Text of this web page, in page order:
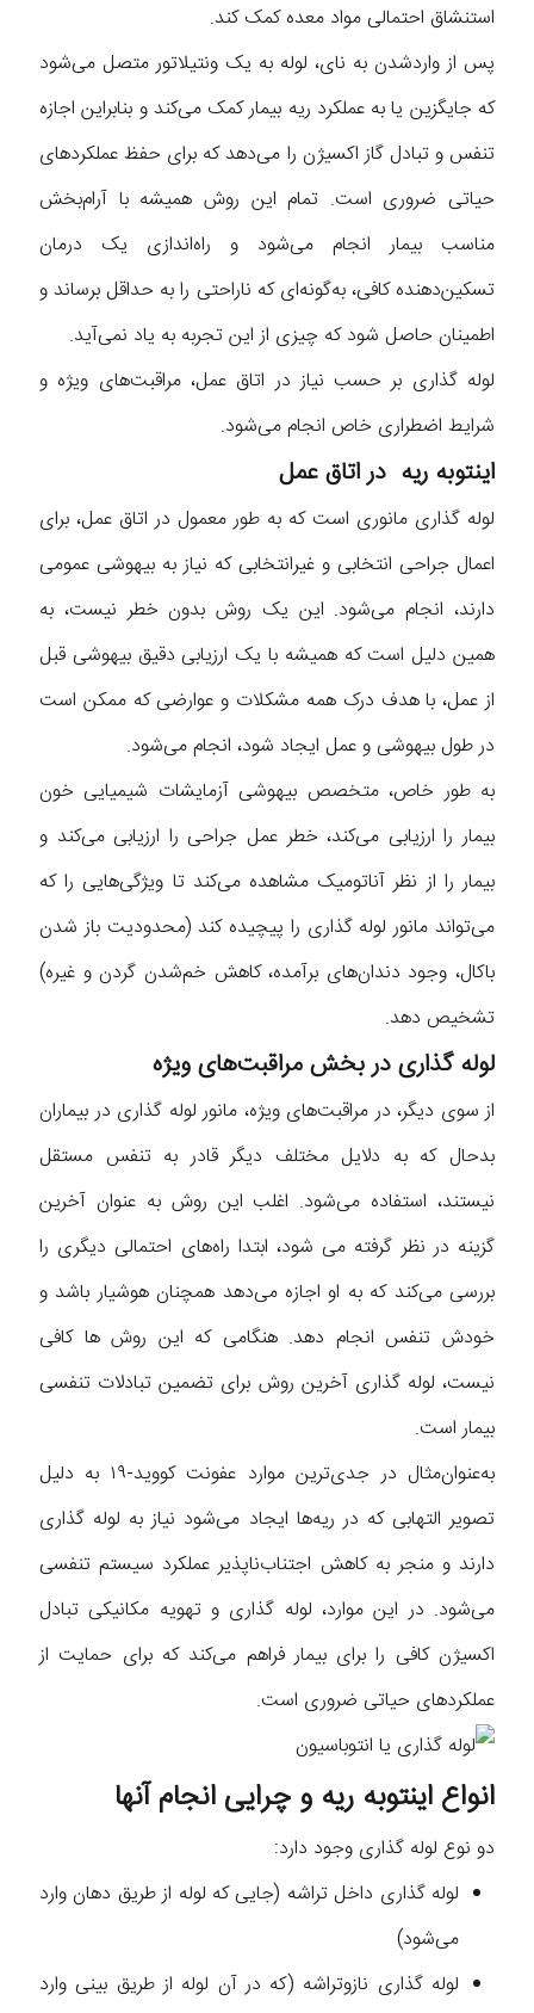
استنشاق احتمالی مواد معده کمک کند.
پس از واردشدن به نای، لوله به یک ونتیلاتور متصل می‌شود
که جایگزین یا به عملکرد ریه بیمار کمک می‌کند و بنابراین اجازه
تنفس و تبادل گاز اکسیژن را می‌دهد که برای حفظ عملکردهای
حیاتی ضروری است. تمام این روش همیشه با آرام‌بخش
مناسب بیمار انجام می‌شود و راه‌اندازی یک درمان
تسکین‌دهنده کافی، به‌گونه‌ای که ناراحتی را به حداقل برساند و
اطمینان حاصل شود که چیزی از این تجربه به یاد نمی‌آید.
لوله گذاری بر حسب نیاز در اتاق عمل، مراقبت‌های ویژه و
شرایط اضطراری خاص انجام می‌شود.
اینتوبه ریه در اتاق عمل
لوله گذاری مانوری است که به طور معمول در اتاق عمل، برای
اعمال جراحی انتخابی و غیرانتخابی که نیاز به بیهوشی عمومی
دارند، انجام می‌شود. این یک روش بدون خطر نیست، به
همین دلیل است که همیشه با یک ارزیابی دقیق بیهوشی قبل
از عمل، با هدف درک همه مشکلات و عوارضی که ممکن است
در طول بیهوشی و عمل ایجاد شود، انجام می‌شود.
به طور خاص، متخصص بیهوشی آزمایشات شیمیایی خون
بیمار را ارزیابی می‌کند، خطر عمل جراحی را ارزیابی می‌کند و
بیمار را از نظر آناتومیک مشاهده می‌کند تا ویژگی‌هایی را که
می‌تواند مانور لوله گذاری را پیچیده کند (محدودیت باز شدن
باکال، وجود دندان‌های برآمده، کاهش خم‌شدن گردن و غیره)
تشخیص دهد.
لوله گذاری در بخش مراقبت‌های ویژه
از سوی دیگر، در مراقبت‌های ویژه، مانور لوله گذاری در بیماران
بدحال که به دلایل مختلف دیگر قادر به تنفس مستقل
نیستند، استفاده می‌شود. اغلب این روش به عنوان آخرین
گزینه در نظر گرفته می شود، ابتدا راه‌های احتمالی دیگری را
بررسی می‌کند که به او اجازه می‌دهد همچنان هوشیار باشد و
خودش تنفس انجام دهد. هنگامی که این روش ها کافی
نیست، لوله گذاری آخرین روش برای تضمین تبادلات تنفسی
بیمار است.
به‌عنوان‌مثال در جدی‌ترین موارد عفونت کووید-۱۹ به دلیل
تصویر التهابی که در ریه‌ها ایجاد می‌شود نیاز به لوله گذاری
دارند و منجر به کاهش اجتناب‌ناپذیر عملکرد سیستم تنفسی
می‌شود. در این موارد، لوله گذاری و تهویه مکانیکی تبادل
اکسیژن کافی را برای بیمار فراهم می‌کند که برای حمایت از
عملکردهای حیاتی ضروری است.
انواع اینتوبه ریه و چرایی انجام آنها
دو نوع لوله گذاری وجود دارد:
لوله گذاری داخل تراشه (جایی که لوله از طریق دهان وارد
می‌شود)
لوله گذاری نازوتراشه (که در آن لوله از طریق بینی وارد